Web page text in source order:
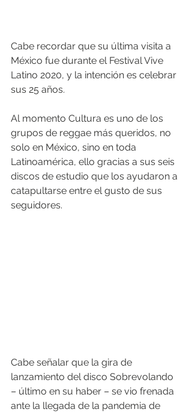
Cabe recordar que su última visita a
México fue durante el Festival Vive
Latino 2020, y la intención es celebrar
sus 25 años.
Al momento Cultura es uno de los
grupos de reggae más queridos, no
solo en México, sino en toda
Latinoamérica, ello gracias a sus seis
discos de estudio que los ayudaron a
catapultarse entre el gusto de sus
seguidores.
Cabe señalar que la gira de
lanzamiento del disco Sobrevolando
– último en su haber – se vio frenada
ante la llegada de la pandemia de